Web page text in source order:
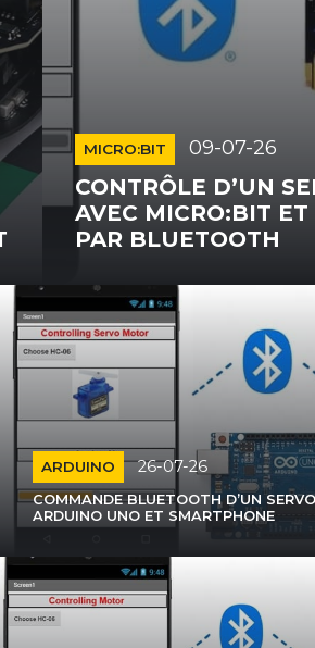
MICRO:BIT 09-07-26
CONTRÔLE D’UN
AVEC MICRO:BIT ET
PAR BLUETOOTH
ARDUINO 26-07-26
COMMANDE BLUETOOTH D’UN
ARDUINO UNO ET SMARTPHONE